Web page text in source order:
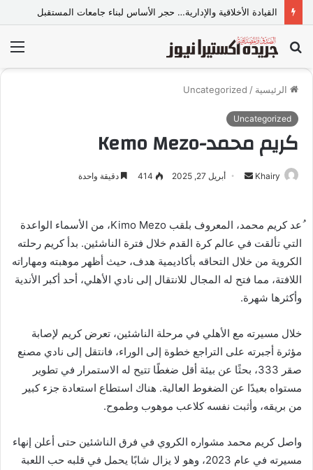
القيادة الأخلاقية والإدارية… حجر الأساس لبناء جامعات المستقبل
بحث
عن
الرئيسية /
Uncategorized
Uncategorized
كريم محمد-Kemo Mezo
Khairy
ل
ب
ر
ي
ر
و
ي
ا
أبريل 27, 2025 414 دقيقة واحدة
ُعد كريم محمد، المعروف بلقب Kimo Mezo، من الأسماء الواعدة
التي تألقت في عالم كرة القدم خلال فترة الناشئين. بدأ كريم رحلته
الكروية من خلال التحاقه بأكاديمية هدف، حيث أظهر موهبته ومهاراته
اللافتة، مما فتح له المجال للانتقال إلى نادي الأهلي، أحد أكبر الأندية
وأكثرها شهرة.
خلال مسيرته مع الأهلي في مرحلة الناشئين، تعرض كريم لإصابة
مؤثرة أجبرته على التراجع خطوة إلى الوراء، فانتقل إلى نادي مصنع
صقر 333، بحثًا عن بيئة أقل ضغطًا تتيح له الاستمرار في تطوير
مستواه بعيدًا عن الضغوط العالية. هناك استطاع استعادة جزء كبير
من بريقه، وأثبت نفسه كلاعب موهوب وطموح.
واصل كريم محمد مشواره الكروي في فرق الناشئين حتى أعلن إنهاء
مسيرته في عام 2023، وهو لا يزال شابًا يحمل في قلبه حب اللعبة